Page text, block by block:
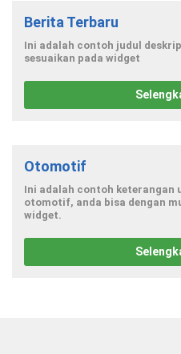
Berita Terbaru
Ini adalah contoh judul
sesuaikan pada widget
Otomotif
Ini adalah contoh keterangan
otomotif, anda bisa dengan
widget.